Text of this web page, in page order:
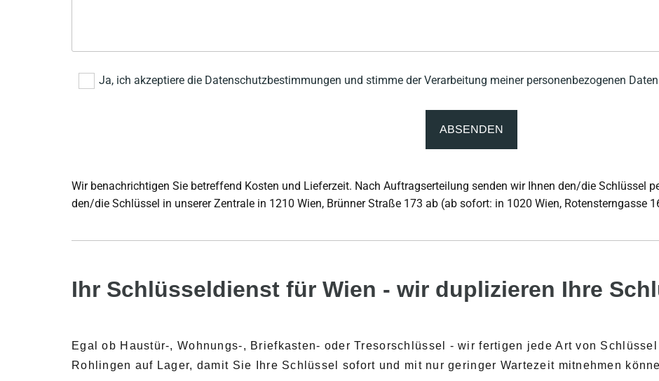
Ja, ich akzeptiere die Datenschutzbestimmungen und stimme der Verarbeitung meiner personenbezogenen
Wir benachrichtigen Sie betreffend Kosten und Lieferzeit. Nach Auftragserteilung senden wir Ihnen den/die Schlüssel
den/die Schlüssel in unserer Zentrale in 1210 Wien, Brünner Straße 173 ab (ab sofort: in 1020 Wien, Rotensterngasse
Ihr Schlüsseldienst für Wien - wir duplizieren Ihre
Egal ob Haustür-, Wohnungs-, Briefkasten- oder Tresorschlüssel - wir fertigen jede Art von
Rohlingen auf Lager, damit Sie Ihre Schlüssel sofort und mit nur geringer Wartezeit mitnehmen